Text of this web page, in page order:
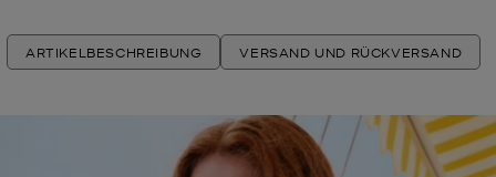
ARTIKELBESCHREIBUNG VERSAND UND RÜCKVERSAND